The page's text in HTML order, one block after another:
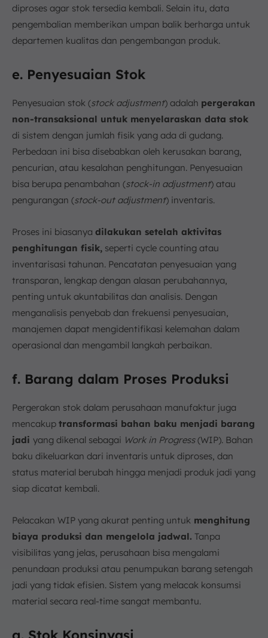
diproses agar stok tersedia kembali. Selain itu, data
pengembalian memberikan umpan balik berharga untuk
departemen kualitas dan pengembangan produk.
e. Penyesuaian Stok
Penyesuaian stok (stock adjustment) adalah pergerakan
non-transaksional untuk menyelaraskan data stok
di sistem dengan jumlah fisik yang ada di gudang.
Perbedaan ini bisa disebabkan oleh kerusakan barang,
pencurian, atau kesalahan penghitungan. Penyesuaian
bisa berupa penambahan (stock-in adjustment) atau
pengurangan (stock-out adjustment) inventaris.
Proses ini biasanya dilakukan setelah aktivitas
penghitungan fisik, seperti cycle counting atau
inventarisasi tahunan. Pencatatan penyesuaian yang
transparan, lengkap dengan alasan perubahannya,
penting untuk akuntabilitas dan analisis. Dengan
menganalisis penyebab dan frekuensi penyesuaian,
manajemen dapat mengidentifikasi kelemahan dalam
operasional dan mengambil langkah perbaikan.
f. Barang dalam Proses Produksi
Pergerakan stok dalam perusahaan manufaktur juga
mencakup transformasi bahan baku menjadi barang
jadi yang dikenal sebagai Work in Progress(WIP). Bahan
baku dikeluarkan dari inventaris untuk diproses, dan
status material berubah hingga menjadi produk jadi yang
siap dicatat kembali.
Pelacakan WIP yang akurat penting untuk menghitung
biaya produksi dan mengelola jadwal. Tanpa
visibilitas yang jelas, perusahaan bisa mengalami
penundaan produksi atau penumpukan barang setengah
jadi yang tidak efisien. Sistem yang melacak konsumsi
material secara real-time sangat membantu.